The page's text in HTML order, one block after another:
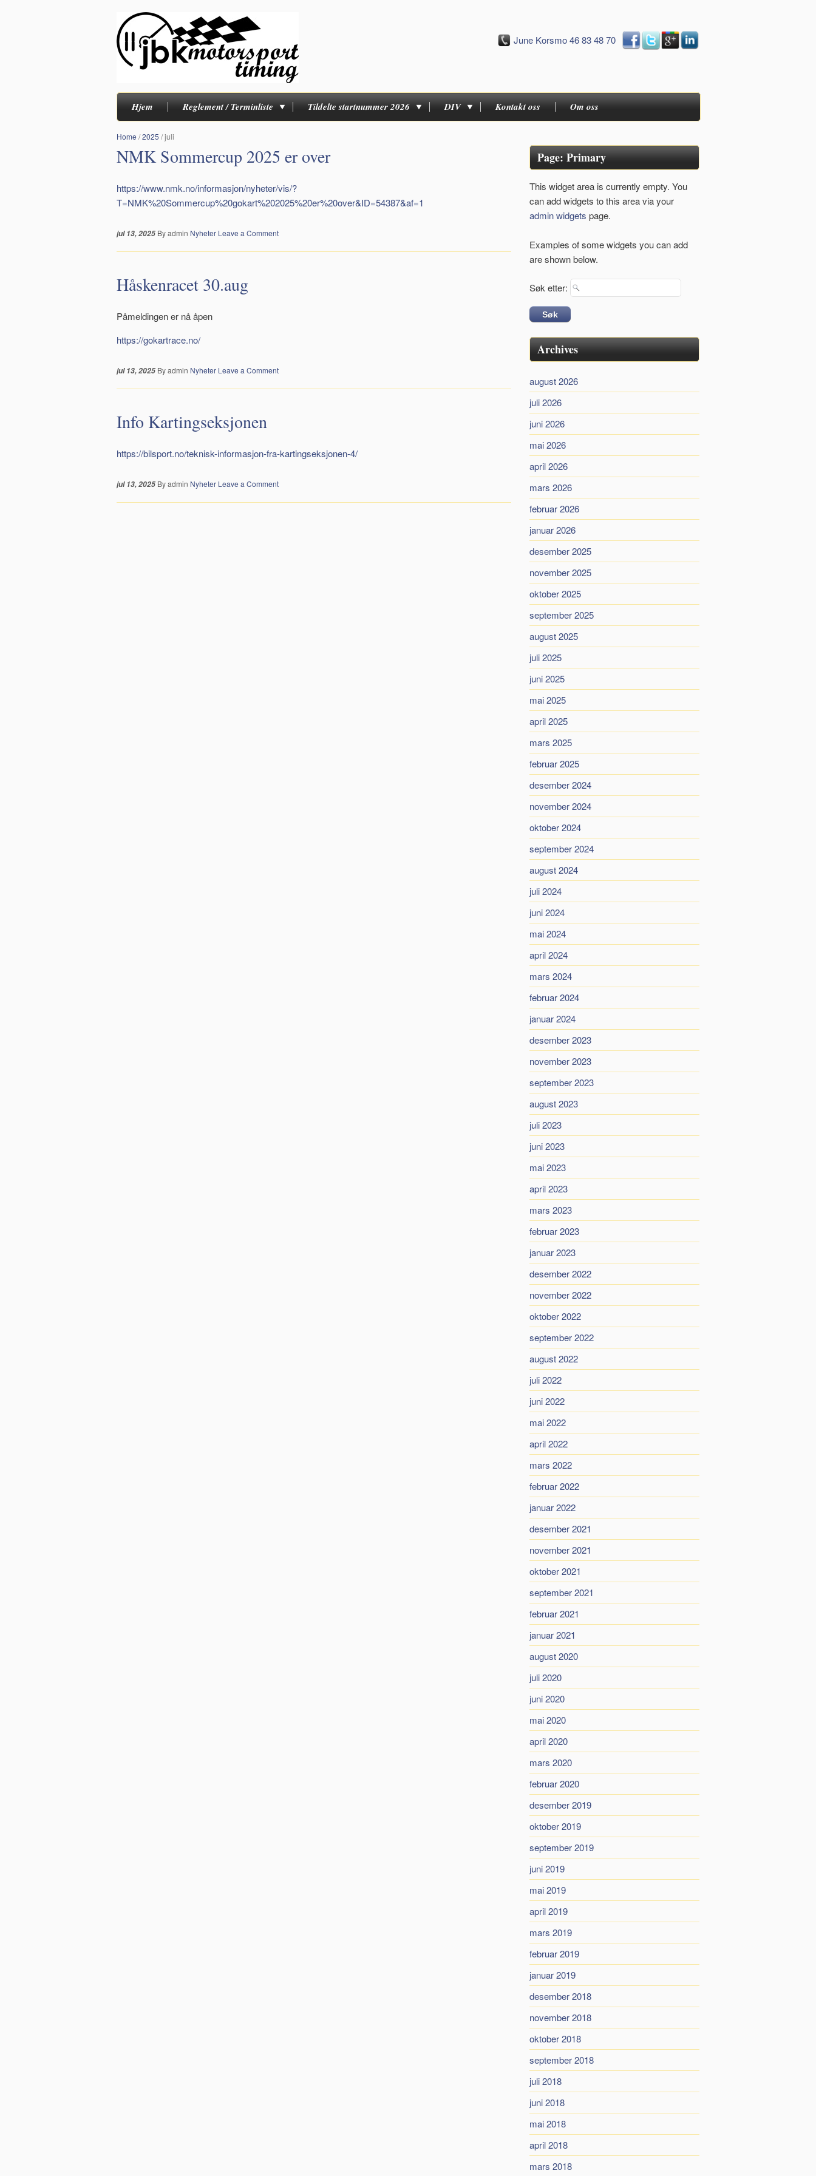
June Korsmo 46 83 48 70
Hjem Reglement / Terminliste Tildelte startnummer 2026 DIV Kontakt oss Om oss
Home /2025 /juli
NMK Sommercup 2025 er over
https://www.nmk.no/informasjon/nyheter/vis/?
T=NMK%20Sommercup%20gokart%202025%20er%20over&ID=54387&af=1
jul 13, 2025 By admin Nyheter Leave a Comment
Håskenracet 30.aug
Påmeldingen er nå åpen
https://gokartrace.no/
jul 13, 2025 By admin Nyheter Leave a Comment
Info Kartingseksjonen
https://bilsport.no/teknisk-informasjon-fra-kartingseksjonen-4/
jul 13, 2025 By admin Nyheter Leave a Comment
Page: Primary
This widget area is currently empty. You
can add widgets to this area via your
admin widgets page.
Examples of some widgets you can add
are shown below.
Søk etter:
Archives
august 2026
juli 2026
juni 2026
mai 2026
april 2026
mars 2026
februar 2026
januar 2026
desember 2025
november 2025
oktober 2025
september 2025
august 2025
juli 2025
juni 2025
mai 2025
april 2025
mars 2025
februar 2025
desember 2024
november 2024
oktober 2024
september 2024
august 2024
juli 2024
juni 2024
mai 2024
april 2024
mars 2024
februar 2024
januar 2024
desember 2023
november 2023
september 2023
august 2023
juli 2023
juni 2023
mai 2023
april 2023
mars 2023
februar 2023
januar 2023
desember 2022
november 2022
oktober 2022
september 2022
august 2022
juli 2022
juni 2022
mai 2022
april 2022
mars 2022
februar 2022
januar 2022
desember 2021
november 2021
oktober 2021
september 2021
februar 2021
januar 2021
august 2020
juli 2020
juni 2020
mai 2020
april 2020
mars 2020
februar 2020
desember 2019
oktober 2019
september 2019
juni 2019
mai 2019
april 2019
mars 2019
februar 2019
januar 2019
desember 2018
november 2018
oktober 2018
september 2018
juli 2018
juni 2018
mai 2018
april 2018
mars 2018